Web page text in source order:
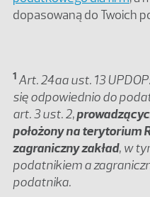
dopasowaną do Twoich
1 Art. 24aa ust. 13
się odpowiednio do
art. 3 ust. 2,
położony na terytorium
zagraniczny zakład, w
podatnikiem a
podatnika.